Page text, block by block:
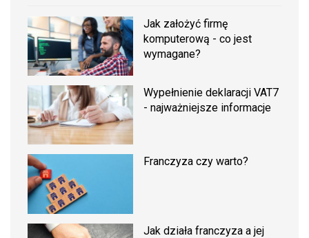
Jak założyć firmę
komputerową - co jest
wymagane?
Wypełnienie deklaracji VAT7
- najważniejsze informacje
Franczyza czy warto?
Jak działa franczyza a jej